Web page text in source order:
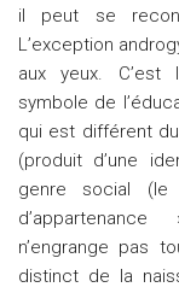
il peut se
L’exception
aux yeux. C’est
symbole de
qui est différent
(produit d’une
genre social
n’engrange pas
distinct de la